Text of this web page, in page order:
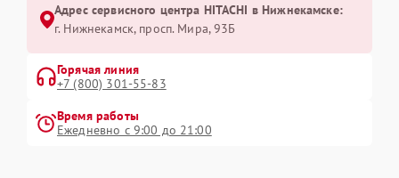
Адрес сервисного центра HITACHI в Нижнекамске:
г. Нижнекамск, просп. Мира, 93Б
Горячая линия
+7 (800) 301-55-83
Время работы
Ежедневно с 9:00 до 21:00